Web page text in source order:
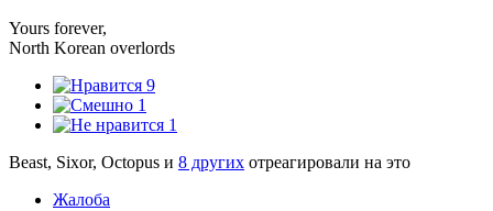
Yours forever,
North Korean overlords
9
1
1
Beast, Sixor, Octopus и 8 других отреагировали на это
Жалоба